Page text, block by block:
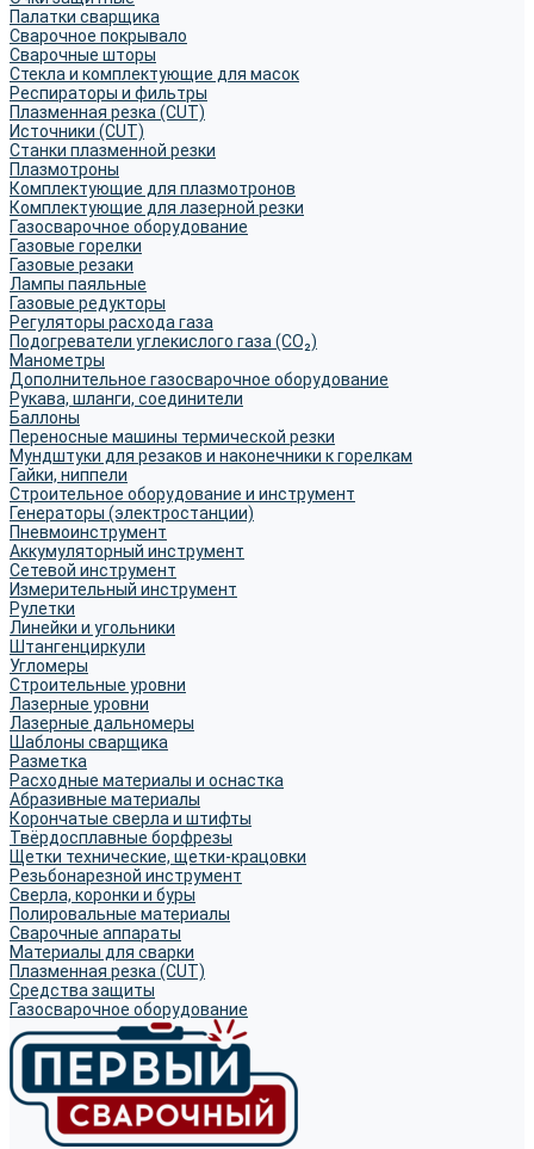
Палатки сварщика
Сварочное покрывало
Сварочные шторы
Стекла и комплектующие для масок
Респираторы и фильтры
Плазменная резка (CUT)
Источники (CUT)
Станки плазменной резки
Плазмотроны
Комплектующие для плазмотронов
Комплектующие для лазерной резки
Газосварочное оборудование
Газовые горелки
Газовые резаки
Лампы паяльные
Газовые редукторы
Регуляторы расхода газа
Подогреватели углекислого газа (CO₂)
Манометры
Дополнительное газосварочное оборудование
Рукава, шланги, соединители
Баллоны
Переносные машины термической резки
Мундштуки для резаков и наконечники к горелкам
Гайки, ниппели
Строительное оборудование и инструмент
Генераторы (электростанции)
Пневмоинструмент
Аккумуляторный инструмент
Сетевой инструмент
Измерительный инструмент
Рулетки
Линейки и угольники
Штангенциркули
Угломеры
Строительные уровни
Лазерные уровни
Лазерные дальномеры
Шаблоны сварщика
Разметка
Расходные материалы и оснастка
Абразивные материалы
Корончатые сверла и штифты
Твёрдосплавные борфрезы
Щетки технические, щетки-крацовки
Резьбонарезной инструмент
Сверла, коронки и буры
Полировальные материалы
Сварочные аппараты
Материалы для сварки
Плазменная резка (CUT)
Средства защиты
Газосварочное оборудование